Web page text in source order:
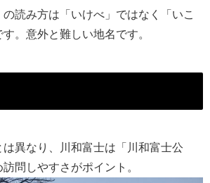
読み方は「いけべ」ではなく「いこ
。意外と難しい地名です。
異なり、川和富士は「川和富士公
問しやすさがポイント。